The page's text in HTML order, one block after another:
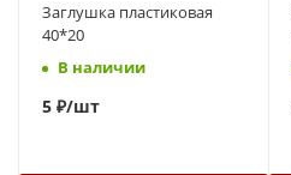
Заглушка пластиковая
40*20
В наличии
5 ₽/шт